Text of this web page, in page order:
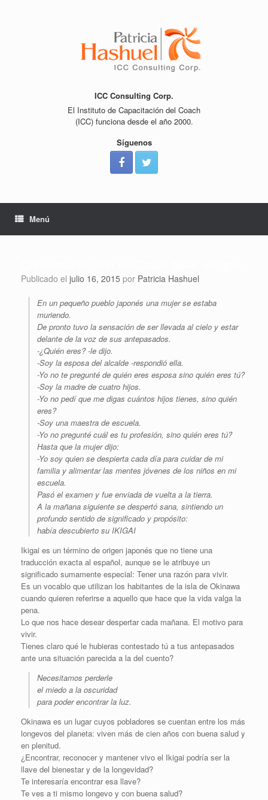
ICC Consulting Corp.
El Instituto de Capacitación del Coach
(ICC) funciona desde el año 2000.
Síguenos
Menú
Publicado el julio 16, 2015 por Patricia Hashuel
En un pequeño pueblo japonés una mujer se estaba
muriendo.
De pronto tuvo la sensación de ser llevada al cielo y estar
delante de la voz de sus antepasados.
-¿Quién eres? -le dijo.
-Soy la esposa del alcalde -respondió ella.
-Yo no te pregunté de quién eres esposa sino quién eres tú?
-Soy la madre de cuatro hijos.
-Yo no pedí que me digas cuántos hijos tienes, sino quién
eres?
-Soy una maestra de escuela.
-Yo no pregunté cuál es tu profesión, sino quién eres tú?
Hasta que la mujer dijo:
-Yo soy quien se despierta cada día para cuidar de mi
familia y alimentar las mentes jóvenes de los niños en mi
escuela.
Pasó el examen y fue enviada de vuelta a la tierra.
A la mañana siguiente se despertó sana, sintiendo un
profundo sentido de significado y propósito:
había descubierto su IKIGAI
Ikigai es un término de origen japonés que no tiene una
traducción exacta al español, aunque se le atribuye un
significado sumamente especial: Tener una razón para vivir.
Es un vocablo que utilizan los habitantes de la isla de Okinawa
cuando quieren referirse a aquello que hace que la vida valga la
pena.
Lo que nos hace desear despertar cada mañana. El motivo para
vivir.
Tienes claro qué le hubieras contestado tú a tus antepasados
ante una situación parecida a la del cuento?
Necesitamos perderle
el miedo a la oscuridad
para poder encontrar la luz.
Okinawa es un lugar cuyos pobladores se cuentan entre los más
longevos del planeta: viven más de cien años con buena salud y
en plenitud.
¿Encontrar, reconocer y mantener vivo el Ikigai podría ser la
llave del bienestar y de la longevidad?
Te interesaría encontrar esa llave?
Te ves a ti mismo longevo y con buena salud?